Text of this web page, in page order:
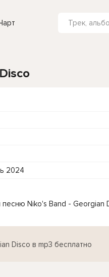
2024
Disco в mp3 бесплатно